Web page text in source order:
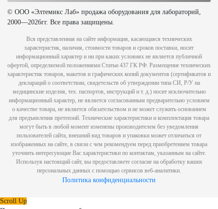
© ООО «Элтемикс Лаб» продажа оборудования для лабораторий,
2000—2026гг. Все права защищены.
Вся представленная на сайте информация, касающаяся технических
характеристик, наличия, стоимости товаров и сроков поставки, носит
информационный характер и ни при каких условиях не является публичной
офертой, определяемой положениями Статьи 437 ГК РФ. Размещение технических
характеристик товаров, макетов и графических копий документов (сертификатов и
деклараций о соответствии, свидетельств об утверждении типа СИ, Р/У на
медицинские изделия, тех. паспортов, инструкций и т. д.) носит исключительно
информационный характер, не является согласованным предварительно условием
о качестве товара, не является обязательством и не может служить основанием
для предъявления претензий. Технические характеристики и комплектация товара
могут быть в любой момент изменены производителем без уведомления
пользователей сайта, внешний вид товаров и упаковки может отличаться от
изображенных на сайте, в связи с чем рекомендуем перед приобретением товара
уточнить интересующие Вас характеристики по контактам, указанным на сайте.
Используя настоящий сайт, вы предоставляете согласие на обработку ваших
персональных данных с помощью сервисов веб-аналитики.
Политика конфиденциальности
Scroll Up